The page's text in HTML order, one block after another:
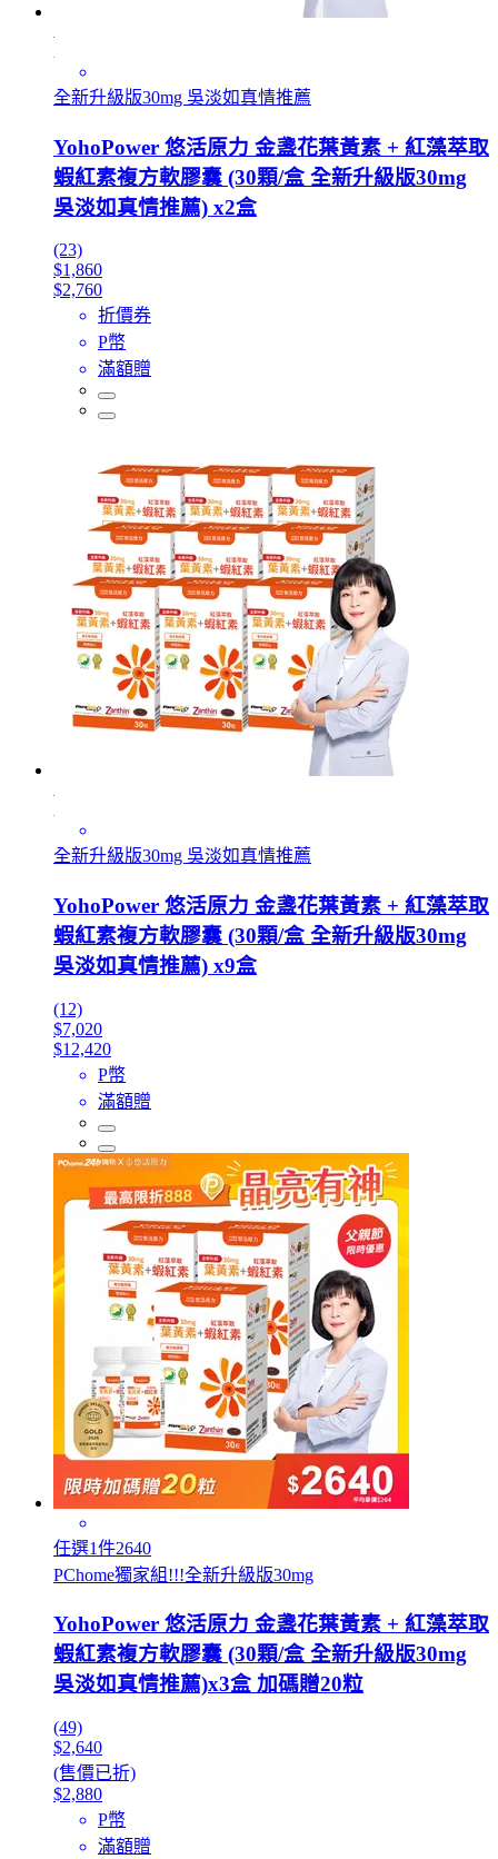
全新升級版30mg 吳淡如真情推薦
YohoPower 悠活原力 金盞花葉黃素 + 紅藻萃取
蝦紅素複方軟膠囊 (30顆/盒 全新升級版30mg
吳淡如真情推薦) x2盒
(23)
$1,860
$2,760
折價券
P幣
滿額贈
全新升級版30mg 吳淡如真情推薦
YohoPower 悠活原力 金盞花葉黃素 + 紅藻萃取
蝦紅素複方軟膠囊 (30顆/盒 全新升級版30mg
吳淡如真情推薦) x9盒
(12)
$7,020
$12,420
P幣
滿額贈
任選1件2640
PChome獨家組!!!全新升級版30mg
YohoPower 悠活原力 金盞花葉黃素 + 紅藻萃取
蝦紅素複方軟膠囊 (30顆/盒 全新升級版30mg
吳淡如真情推薦)x3盒 加碼贈20粒
(49)
$2,640
(售價已折)
$2,880
P幣
滿額贈